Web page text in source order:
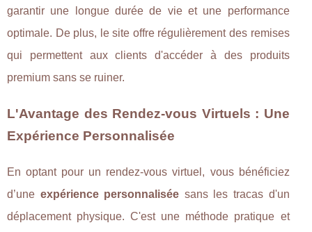
garantir une longue durée de vie et une performance
optimale. De plus, le site offre régulièrement des remises
qui permettent aux clients d'accéder à des produits
premium sans se ruiner.
L'Avantage des Rendez-vous Virtuels : Une
Expérience Personnalisée
En optant pour un rendez-vous virtuel, vous bénéficiez
d’une expérience personnalisée sans les tracas d'un
déplacement physique. C'est une méthode pratique et